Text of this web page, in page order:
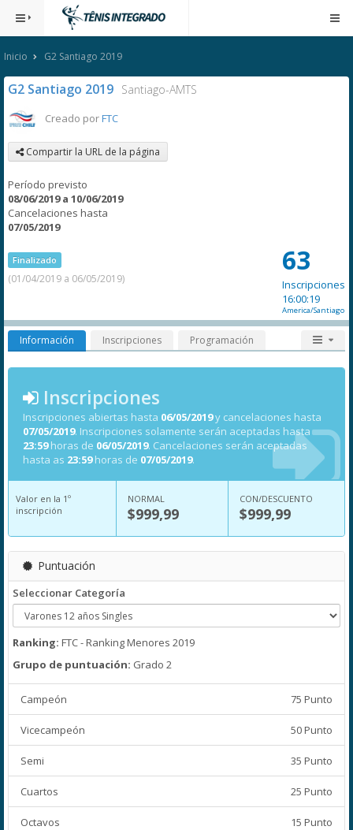
Inicio G2 Santiago 2019
G2 Santiago 2019 Santiago-AMTS
Creado porFTC
Compartir la URL de la página
Período previsto
08/06/2019 a 10/06/2019
Cancelaciones hasta
07/05/2019
Finalizado
(01/04/2019 a 06/05/2019)
63
Inscripciones
16:00:19
America/Santiago
Información Inscripciones Programación
Inscripciones
Inscripciones abiertas hasta 06/05/2019y cancelaciones hasta
07/05/2019. Inscripciones solamente serán aceptadas hasta
23:59horas de 06/05/2019. Cancelaciones serán aceptadas
hasta as 23:59horas de 07/05/2019.
Valor en la 1º
inscripción
NORMAL
$999,99
CON/DESCUENTO
$999,99
Puntuación
Seleccionar Categoría
Ranking: FTC - Ranking Menores 2019
Grupo de puntuación: Grado 2
Campeón 75 Punto
Vicecampeón 50 Punto
Semi 35 Punto
Cuartos 25 Punto
Octavos 15 Punto